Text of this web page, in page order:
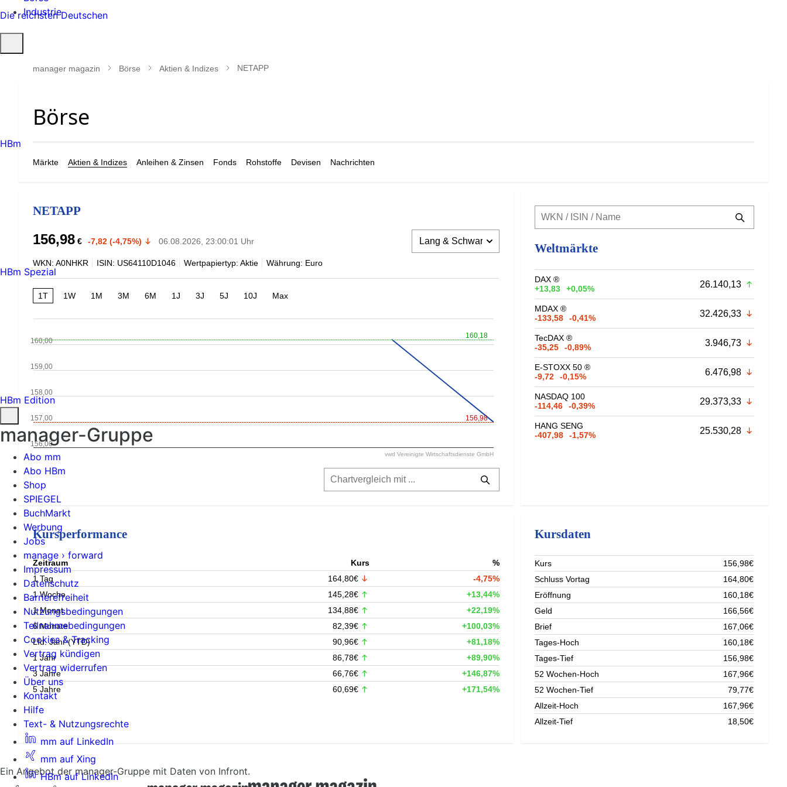
Industrie
öffnen
manager magazin Börse Aktien & Indizes NETAPP
Märkte Aktien & Indizes Anleihen & Zinsen Fonds Rohstoffe Devisen Nachrichten
NETAPP
156,98 € -7,82 (-4,75%) 06.08.2026, 23:00:01 Uhr
WKN: A0NHKR ISIN: US64110D1046 Wertpapiertyp: Aktie Währung: Euro
1T 1W 1M 3M 6M 1J 3J 5J 10J Max
160,18
156,98
156,00
157,00
158,00
159,00
160,00
vwd Vereinigte Wirtschaftsdienste GmbH
Weltmärkte
DAX ®
+13,83
+0,05% 26.140,13
MDAX ®
-133,58
-0,41% 32.426,33
TecDAX ®
-35,25
-0,89% 3.946,73
E-STOXX 50 ®
-9,72
-0,15% 6.476,98
NASDAQ 100
-114,46
-0,39% 29.373,33
HANG SENG
-407,98
-1,57% 25.530,28
Kursperformance
Zeitraum Kurs
%
1 Tag
164,80€
-4,75%
1 Woche
145,28€
+13,44%
1 Monat
134,88€
+22,19%
6 Monate
82,39€
+100,03%
Lfd. Jahr (YTD)
90,96€
+81,18%
1 Jahr
86,78€
+89,90%
3 Jahre
66,76€
+146,87%
5 Jahre
60,69€ +171,54%
Kursdaten
Kurs
156,98€
Schluss Vortag
164,80€
Eröffnung
160,18€
Geld
166,56€
Brief
167,06€
Tages-Hoch
160,18€
Tages-Tief
156,98€
52 Wochen-Hoch
167,96€
52 Wochen-Tief
79,77€
Allzeit-Hoch
167,96€
Allzeit-Tief
18,50€
Ein Angebot der manager-Gruppe mit Daten von Infront.
Die reichsten Deutschen
HBm
HBm Spezial
HBm Edition
manager-Gruppe
Abo mm
Abo HBm
Shop
SPIEGEL
BuchMarkt
Werbung
Jobs
manage › forward
Impressum
Datenschutz
Barrierefreiheit
Nutzungsbedingungen
Teilnahmebedingungen
Cookies & Tracking
Vertrag kündigen
Vertrag widerrufen
Über uns
Kontakt
Hilfe
Text- & Nutzungsrechte
mm auf LinkedIn
mm auf Xing
HBm auf LinkedIn